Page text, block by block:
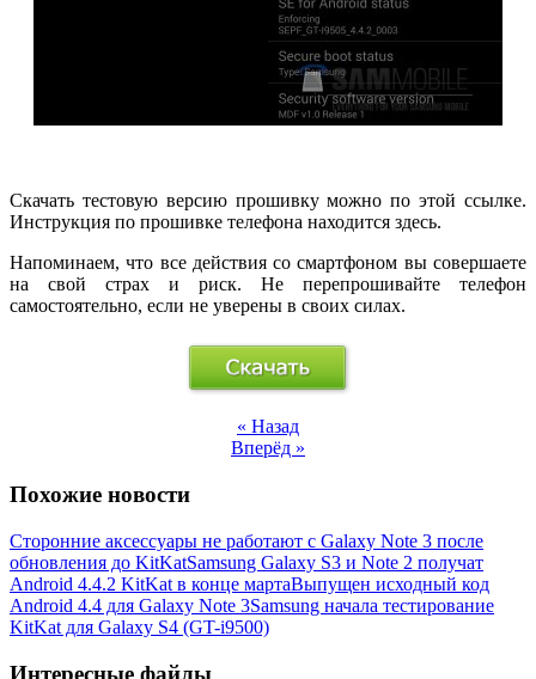
Скачать тестовую версию прошивку можно по этой ссылке.
Инструкция по прошивке телефона находится здесь.
Напоминаем, что все действия со смартфоном вы совершаете
на свой страх и риск. Не перепрошивайте телефон
самостоятельно, если не уверены в своих силах.
« Назад
Вперёд »
Похожие новости
Сторонние аксессуары не работают с Galaxy Note 3 после
обновления до KitKatSamsung Galaxy S3 и Note 2 получат
Android 4.4.2 KitKat в конце мартаВыпущен исходный код
Android 4.4 для Galaxy Note 3Samsung начала тестирование
KitKat для Galaxy S4 (GT-i9500)
Интересные файлы